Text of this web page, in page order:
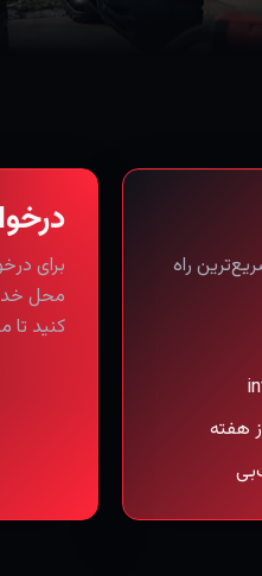
راه
برای
محل
کنید تا